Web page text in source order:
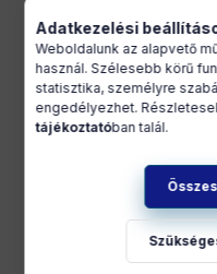
Adatkezelési
Weboldalunk az alapvető
használ. Szélesebb körű
statisztika, személyre
engedélyezhet.
tájékoztatóban talál.